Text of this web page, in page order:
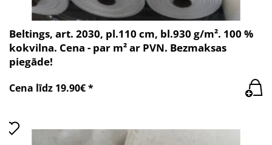
Beltings, art. 2030, pl.110 cm, bl.930 g/m². 100 %
kokvilna. Cena - par m² ar PVN. Bezmaksas
piegāde!
Cena līdz 19.90€ *